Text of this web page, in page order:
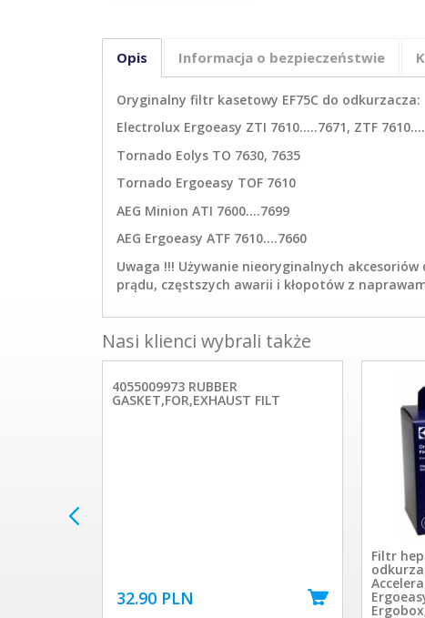
Opis Informacja o bezpieczeństwie
Oryginalny filtr kasetowy EF75C do odkurzacza:
Electrolux Ergoeasy ZTI 7610.....7671, ZTF
Tornado Eolys TO 7630, 7635
Tornado Ergoeasy TOF 7610
AEG Minion ATI 7600....7699
AEG Ergoeasy ATF 7610....7660
Uwaga !!! Używanie nieoryginalnych
prądu, częstszych awarii i kłopotów z
Nasi klienci wybrali także
4055009973 RUBBER
GASKET,FOR,EXHAUST FILT
32.90 PLN
Filtr